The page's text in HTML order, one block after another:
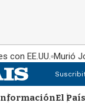
con EE.UU. Murió
El